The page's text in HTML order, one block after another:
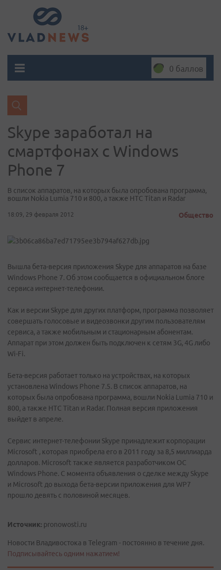
0 баллов
Skype заработал на
смартфонах с Windows
Phone 7
В список аппаратов, на которых была опробована программа,
вошли Nokia Lumia 710 и 800, а также HTC Titan и Radar
18:09, 29 февраля 2012 Общество
Вышла бета-версия приложения Skype для аппаратов на базе
Windows Phone 7. Об этом сообщается в официальном блоге
сервиса интернет-телефонии.
Как и версии Skype для других платформ, программа позволяет
совершать голосовые и видеозвонки другим пользователям
сервиса, а также мобильным и стационарным абонентам.
Аппарат при этом должен быть подключен к сетям 3G, 4G либо
Wi-Fi.
Бета-версия работает только на устройствах, на которых
установлена Windows Phone 7.5. В список аппаратов, на
которых была опробована программа, вошли Nokia Lumia 710 и
800, а также HTC Titan и Radar. Полная версия приложения
выйдет в апреле.
Сервис интернет-телефонии Skype принадлежит корпорации
Microsoft , которая приобрела его в 2011 году за 8,5 миллиарда
долларов. Microsoft также является разработчиком ОС
Windows Phone. С момента объявления о сделке между Skype
и Microsoft до выхода бета-версии приложения для WP7
прошло девять с половиной месяцев.
Источник: pronowosti.ru
Новости Владивостока в Telegram - постоянно в течение дня.
Подписывайтесь одним нажатием!